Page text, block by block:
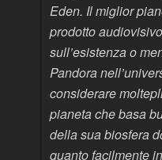
Eden. Il miglior
prodotto
sull’esistenza o
Pandora
considerare
pianeta che basa
della sua biosfera
quanto facilmente